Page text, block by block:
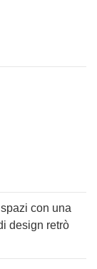
con una
design retrò